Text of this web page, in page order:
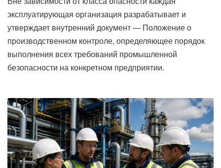
эксплуатирующая организация разрабатывает и
утверждает внутренний документ — Положение о
производственном контроле, определяющее порядок
выполнения всех требований промышленной
безопасности на конкретном предприятии.